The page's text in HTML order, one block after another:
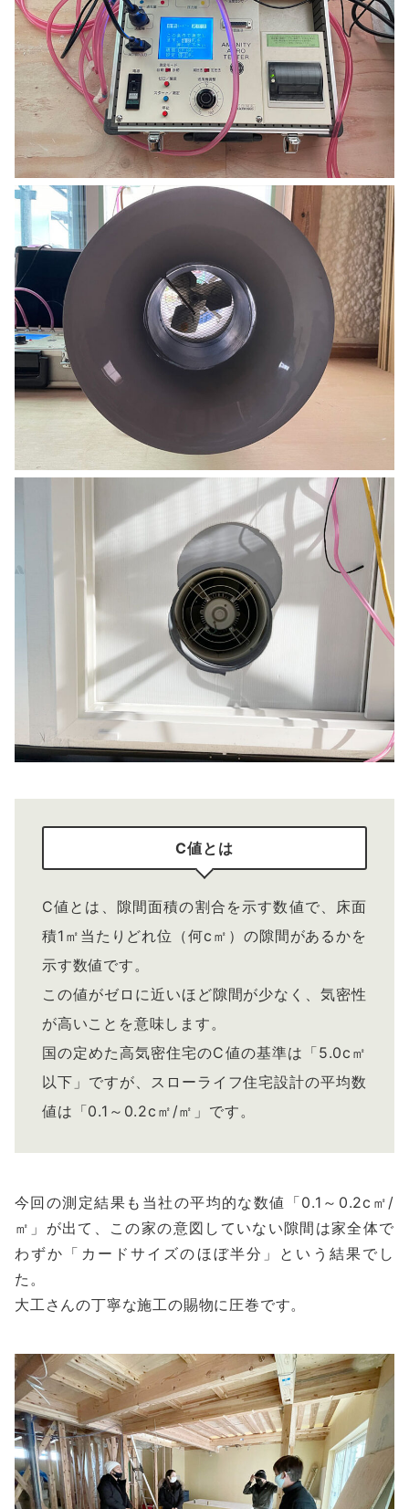
C値とは
C値とは、隙間面積の割合を示す数値で、床面
積1㎡当たりどれ位（何c㎡）の隙間があるかを
示す数値です。
この値がゼロに近いほど隙間が少なく、気密性
が高いことを意味します。
国の定めた高気密住宅のC値の基準は「5.0c㎡
以下」ですが、スローライフ住宅設計の平均数
値は「0.1～0.2c㎡/㎡」です。
今回の測定結果も当社の平均的な数値「0.1～0.2c㎡/
㎡」が出て、この家の意図していない隙間は家全体で
わずか「カードサイズのほぼ半分」という結果でし
た。
大工さんの丁寧な施工の賜物に圧巻です。